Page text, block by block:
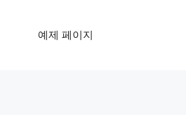
예제 페이지